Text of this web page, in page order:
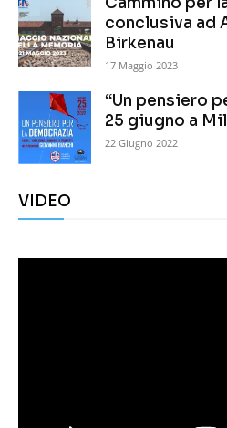
conclusiva ad
Birkenau
17 Maggio 2023
“Un pensiero
25 giugno a
22 Giugno 2022
VIDEO